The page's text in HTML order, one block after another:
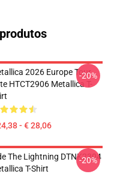
2026 Europe Tour
HTCT2906 Metallica T-
- € 28,06
-20%
The Lightning DTNK2304
T-Shirt
-20%